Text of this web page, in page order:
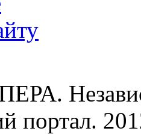
портал.